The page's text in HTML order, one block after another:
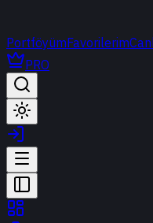
PortföyümFavorilerim
PRO